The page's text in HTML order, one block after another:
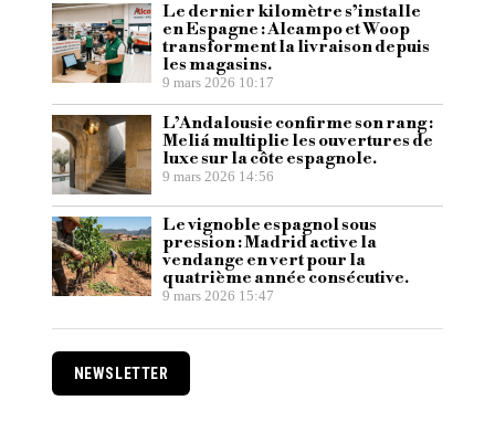
Le dernier kilomètre s’installe
en Espagne : Alcampo et Woop
transforment la livraison depuis
les magasins.
9 mars 2026 10:17
L’Andalousie confirme son rang :
Meliá multiplie les ouvertures de
luxe sur la côte espagnole.
9 mars 2026 14:56
Le vignoble espagnol sous
pression : Madrid active la
vendange en vert pour la
quatrième année consécutive.
9 mars 2026 15:47
NEWSLETTER